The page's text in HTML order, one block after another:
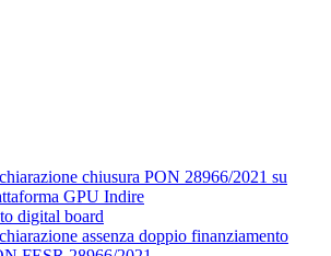
chiusura PON 28966/2021 su
GPU Indire
digital board
assenza doppio finanziamento